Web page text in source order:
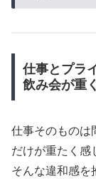
仕事とプラ
飲み会が重
仕事そのものは
だけが重たく感
そんな違和感を